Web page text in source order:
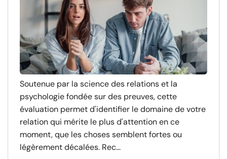
Soutenue par la science des relations et la
psychologie fondée sur des preuves, cette
évaluation permet d'identifier le domaine de votre
relation qui mérite le plus d'attention en ce
moment, que les choses semblent fortes ou
légèrement décalées. Rec...